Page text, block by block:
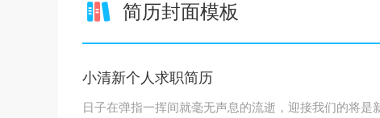
简历封面模板
小清新个人求职简历
日子在弹指一挥间就毫无声息的流逝，迎接我们的将